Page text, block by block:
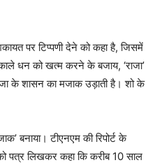
पर टिप्पणी देने को कहा है, जिसमें
धन को खत्म करने के बजाय, ‘राजा’
के शासन का मजाक उड़ाती है। शो के
बनाया। टीएनएम की रिपोर्ट के
पत्र लिखकर कहा कि करीब 10 साल